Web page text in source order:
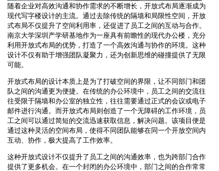
随着企业对高效沟通和协作需求的不断增长，开放式布局逐渐成为
现代写字楼设计的主流。通过去除传统的隔墙和局限性空间，开放
式布局不仅提升了空间利用率，还促进了员工之间的互动与合作。
南京大学深圳产学研基地作为一座具有前瞻性的现代办公楼，充分
利用开放式布局的优势，打造了一个高效沟通与协作的环境。这种
设计不仅有助于增强团队凝聚力，还为创新思维的碰撞提供了无限
可能。
开放式布局的设计本质上是为了打破空间的界限，让不同部门和团
队之间的沟通更为便捷。在传统的办公环境中，员工之间的交流往
往受限于隔墙和办公室的独立性，往往需要通过正式的会议或电子
邮件进行沟通。而开放式布局则创造了一个无障碍的工作环境，员
工之间可以通过简短的交流迅速获取信息，解决问题。该项目便是
通过这种灵活的空间布局，使得不同团队能够在同一个开放空间内
互动、协作，极大提高了工作效率。
这种开放式设计不仅提升了员工之间的沟通效率，也为跨部门合作
提供了更多机会。在一个封闭的办公环境中，部门之间的合作常常